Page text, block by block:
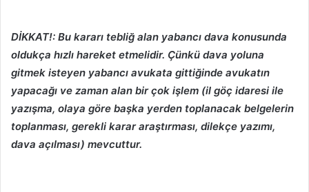
DİKKAT!: Bu kararı tebliğ alan yabancı dava konusunda
oldukça hızlı hareket etmelidir. Çünkü dava yoluna
gitmek isteyen yabancı avukata gittiğinde avukatın
yapacağı ve zaman alan bir çok işlem (il göç idaresi ile
yazışma, olaya göre başka yerden toplanacak belgelerin
toplanması, gerekli karar araştırması, dilekçe yazımı,
dava açılması) mevcuttur.